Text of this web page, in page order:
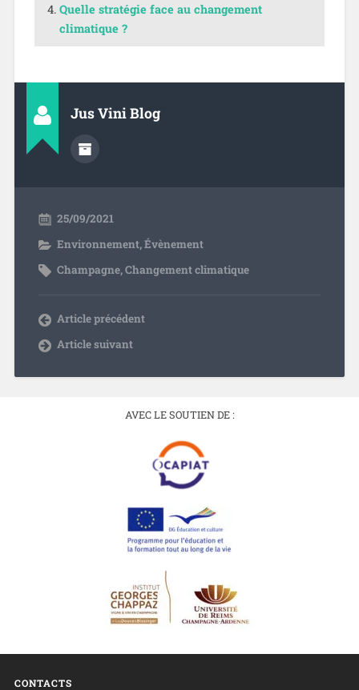
Quelle stratégie face au changement
climatique ?
Jus Vini Blog
25/09/2021
Environnement,Évènement
Champagne,Changement climatique
Article précédent
Article suivant
AVEC LE SOUTIEN DE :
CONTACTS